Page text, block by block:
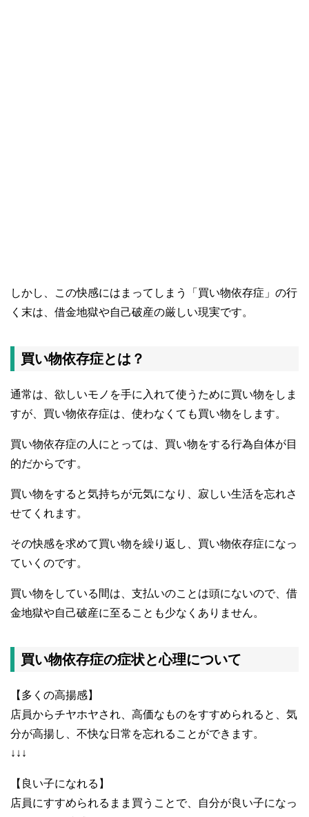
しかし、この快感にはまってしまう「買い物依存症」の行
く末は、借金地獄や自己破産の厳しい現実です。
買い物依存症とは？
通常は、欲しいモノを手に入れて使うために買い物をしま
すが、買い物依存症は、使わなくても買い物をします。
買い物依存症の人にとっては、買い物をする行為自体が目
的だからです。
買い物をすると気持ちが元気になり、寂しい生活を忘れさ
せてくれます。
その快感を求めて買い物を繰り返し、買い物依存症になっ
ていくのです。
買い物をしている間は、支払いのことは頭にないので、借
金地獄や自己破産に至ることも少なくありません。
買い物依存症の症状と心理について
【多くの高揚感】
店員からチヤホヤされ、高価なものをすすめられると、気
分が高揚し、不快な日常を忘れることができます。
↓↓↓
【良い子になれる】
店員にすすめられるまま買うことで、自分が良い子になっ